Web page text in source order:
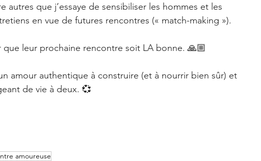
autres que j’essaye de sensibiliser les hommes et les
en vue de futures rencontres (« match-making »).
leur prochaine rencontre soit LA bonne. 🙏🏼
amour authentique à construire (et à nourrir bien sûr) et
de vie à deux. 💞
amoureuse